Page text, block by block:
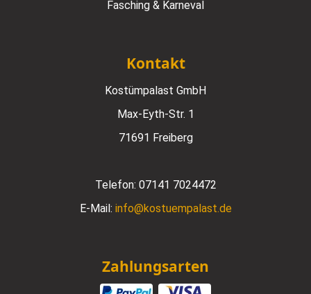
Fasching & Karneval
Kontakt
Kostümpalast GmbH
Max-Eyth-Str. 1
71691 Freiberg
Telefon: 07141 7024472
E-Mail: info@kostuempalast.de
Zahlungsarten